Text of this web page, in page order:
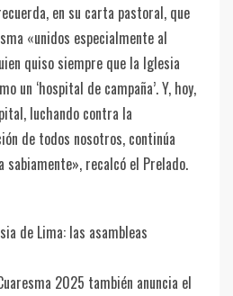
en su carta pastoral, que
«unidos especialmente al
quiso siempre que la Iglesia
un ‘hospital de campaña’. Y, hoy,
luchando contra la
de todos nosotros, continúa
recalcó el Prelado.
de Lima: las asambleas
2025 también anuncia el